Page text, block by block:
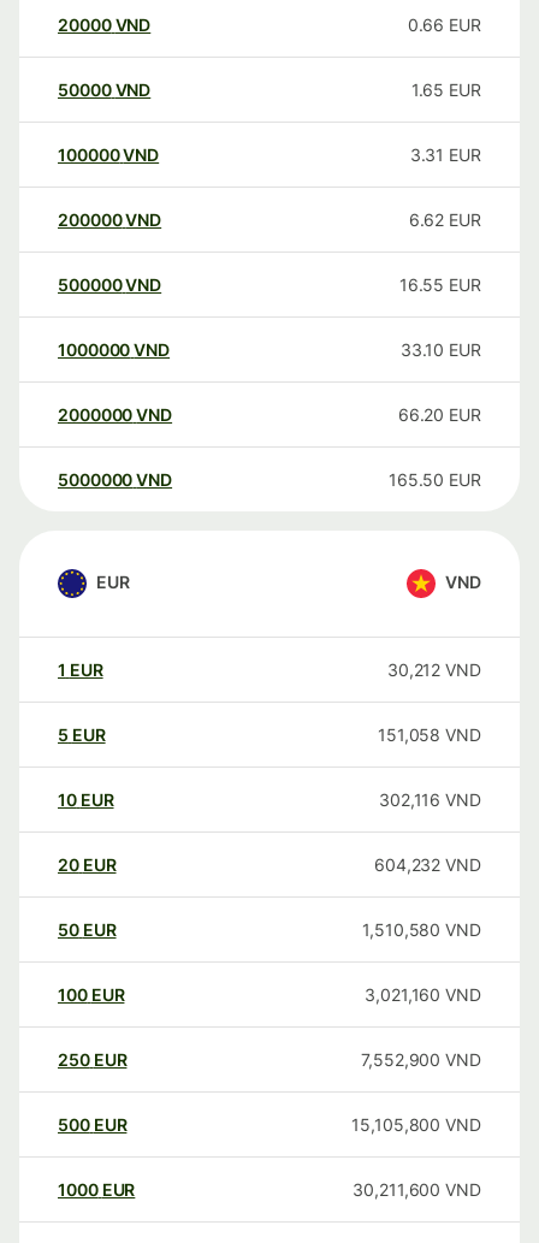
20000 VND 0.66 EUR
50000 VND 1.65 EUR
100000VND 3.31 EUR
200000VND 6.62 EUR
500000VND 16.55 EUR
1000000VND 33.10 EUR
2000000VND 66.20 EUR
5000000VND 165.50 EUR
EUR VND
1 EUR 30,212 VND
5 EUR 151,058 VND
10 EUR 302,116 VND
20 EUR 604,232 VND
50 EUR 1,510,580 VND
100 EUR 3,021,160 VND
250 EUR 7,552,900 VND
500 EUR 15,105,800 VND
1000 EUR 30,211,600 VND